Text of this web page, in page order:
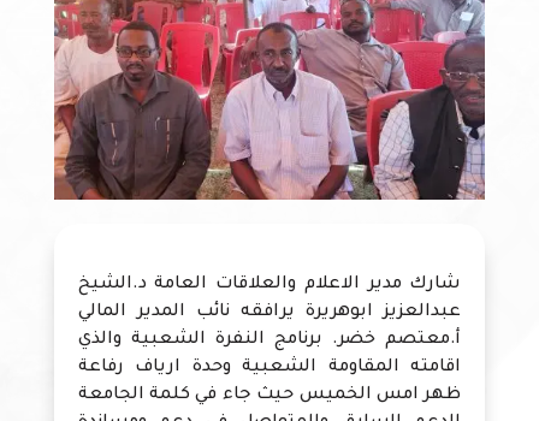
شارك مدير الاعلام والعلاقات العامة د.الشيخ
عبدالعزيز ابوهريرة يرافقه نائب المدير المالي
أ.معتصم خضر. برنامج النفرة الشعبية والذي
اقامته المقاومة الشعبية وحدة ارياف رفاعة
ظهر امس الخميس حيث جاء في كلمة الجامعة